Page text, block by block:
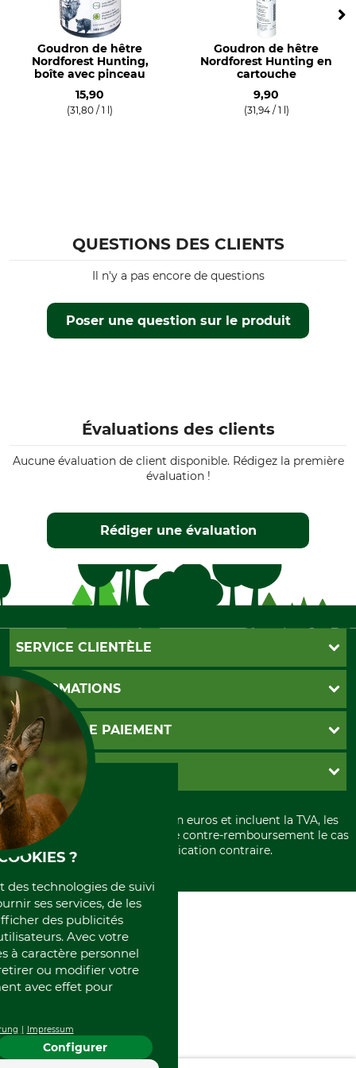
Goudron de hêtre
Nordforest Hunting,
boîte avec pinceau
15,90
(31,80 / 1 l)
Goudron de hêtre
Nordforest Hunting en
cartouche
9,90
(31,94 / 1 l)
QUESTIONS DES CLIENTS
Poser une question sur le produit
Il n'y a pas encore de questions
Évaluations des clients
Aucune évaluation de client disponible. Rédigez la première
évaluation !
Rédiger une évaluation
SERVICE CLIENTÈLE
Foire aux questions
Abonnement à la newsletter
Contact
Garantie / Devis
Paramètres des cookies
INFORMATIONS
CGV
Livraison
Conditions d'annulation
Formulaire de rétraction
Politique de confidentialité
Élimination et environnement
Rétractation de votre commande
MOYENS DE PAIEMENT
PayPal
Carte de crédit
Paiement á l'avance
GRUBE KG
Histoire
International
Portrait
Qui sommes-nous
Tous les prix sont exprimés en euros et incluent la TVA, les
frais d'expédition et les frais de contre-remboursement le cas
échéant, sauf indication contraire.
?
des technologies de suivi
ses services, de les
des publicités
Avec votre
à caractère personnel
ou modifier votre
avec effet pour
Impressum
Configurer